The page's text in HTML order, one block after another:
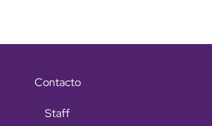
Contacto
Staff